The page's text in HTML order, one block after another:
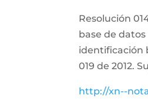
Resolución
base de
identificación
019 de 2012.
http://xn--